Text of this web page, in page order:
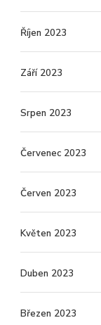
Říjen 2023
Září 2023
Srpen 2023
Červenec 2023
Červen 2023
Květen 2023
Duben 2023
Březen 2023